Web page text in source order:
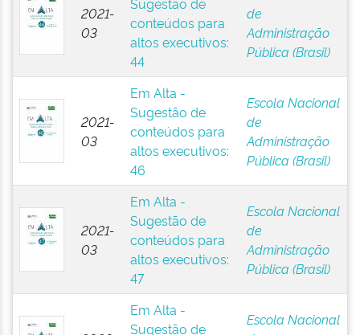
2021-
03
conteúdos para
altos executivos:
44
de
Administração
Pública (Brasil)
2021-
03
Em Alta -
Sugestão de
conteúdos para
altos executivos:
46
Escola Nacional
de
Administração
Pública (Brasil)
2021-
03
Em Alta -
Sugestão de
conteúdos para
altos executivos:
47
Escola Nacional
de
Administração
Pública (Brasil)
Em Alta -
Sugestão de
Escola Nacional